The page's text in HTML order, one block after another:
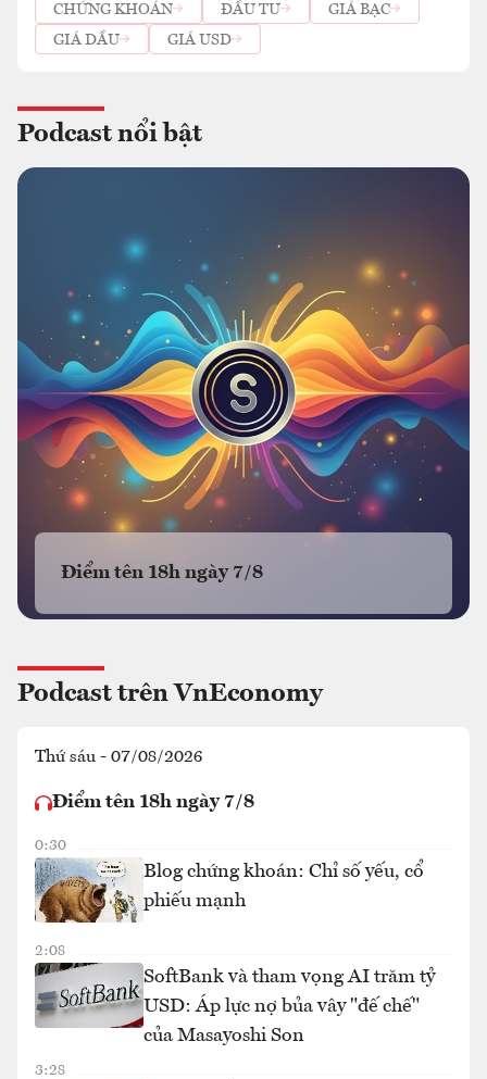
CHỨNG KHOÁN ĐẦU TƯ
GIÁ BẠC
GIÁ DẦU
GIÁ USD
Podcast nổi bật
Điểm tên 18h ngày 7/8
Podcast trên VnEconomy
Thứ sáu - 07/08/2026
Điểm tên 18h ngày 7/8
0:30
Blog chứng khoán: Chỉ số yếu, cổ
phiếu mạnh
2:08
SoftBank và tham vọng AI trăm tỷ
USD: Áp lực nợ bủa vây "đế chế"
của Masayoshi Son
3:28